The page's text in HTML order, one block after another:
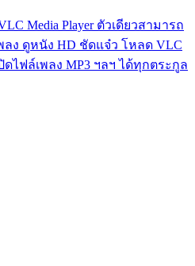
Media Player ตัวเดียวสามารถ
ลง ดูหนัง HD ชัดแจ๋ว โหลด VLC
ดไฟล์เพลง MP3 ฯลฯ ได้ทุกตระกูล